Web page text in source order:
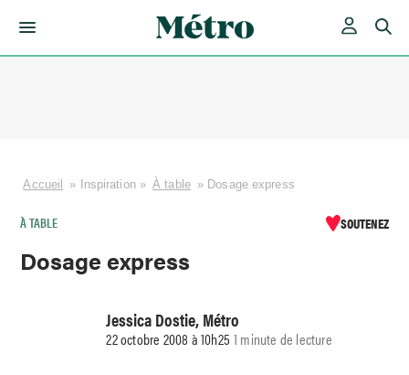
Accueil » Inspiration» À table » Dosage express
À TABLE SOUTENEZ
Dosage express
Jessica Dostie, Métro
22 octobre 2008 à 10h25 1 minute de lecture